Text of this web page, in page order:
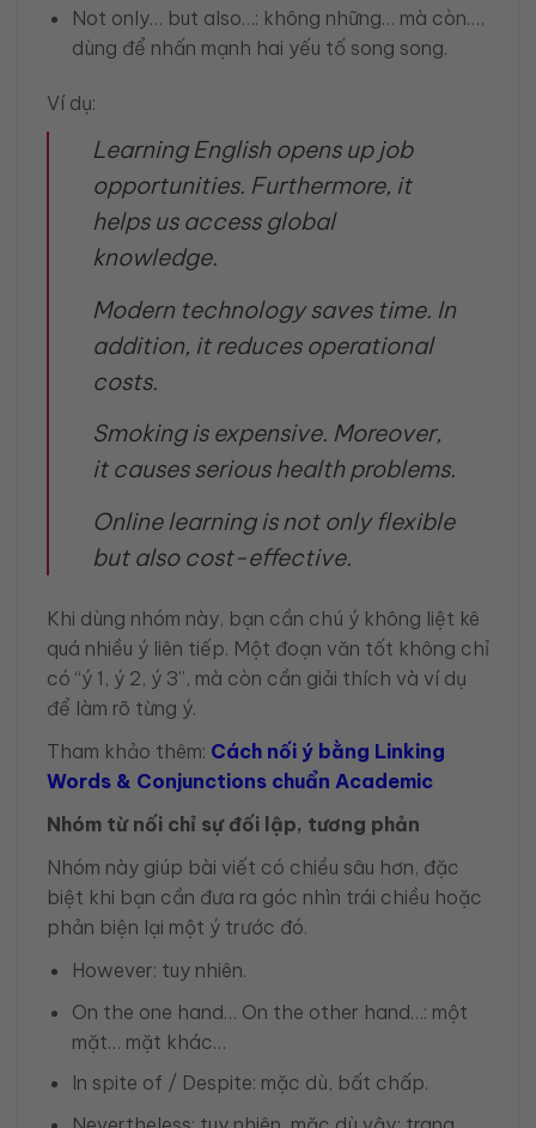
Not only… but also…: không những… mà còn…,
dùng để nhấn mạnh hai yếu tố song song.
Ví dụ:
Learning English opens up job
opportunities. Furthermore, it
helps us access global
knowledge.
Modern technology saves time. In
addition, it reduces operational
costs.
Smoking is expensive. Moreover,
it causes serious health problems.
Online learning is not only flexible
but also cost-effective.
Khi dùng nhóm này, bạn cần chú ý không liệt kê
quá nhiều ý liên tiếp. Một đoạn văn tốt không chỉ
có “ý 1, ý 2, ý 3”, mà còn cần giải thích và ví dụ
để làm rõ từng ý.
Tham khảo thêm: Cách nối ý bằng Linking
Words & Conjunctions chuẩn Academic
Nhóm từ nối chỉ sự đối lập, tương phản
Nhóm này giúp bài viết có chiều sâu hơn, đặc
biệt khi bạn cần đưa ra góc nhìn trái chiều hoặc
phản biện lại một ý trước đó.
However: tuy nhiên.
On the one hand… On the other hand…: một
mặt… mặt khác…
In spite of / Despite: mặc dù, bất chấp.